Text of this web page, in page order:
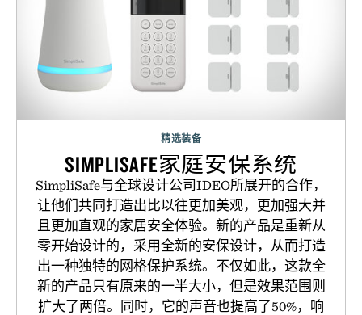
精选装备
SIMPLISAFE家庭安保系统
SimpliSafe与全球设计公司IDEO所展开的合作，
让他们共同打造出比以往更加美观，更加强大并
且更加直观的家居安全体验。新的产品是重新从
零开始设计的，采用全新的安保设计，从而打造
出一种独特的网格保护系统。不仅如此，这款全
新的产品只有原来的一半大小，但是效果范围则
扩大了两倍。同时，它的声音也提高了50%，响